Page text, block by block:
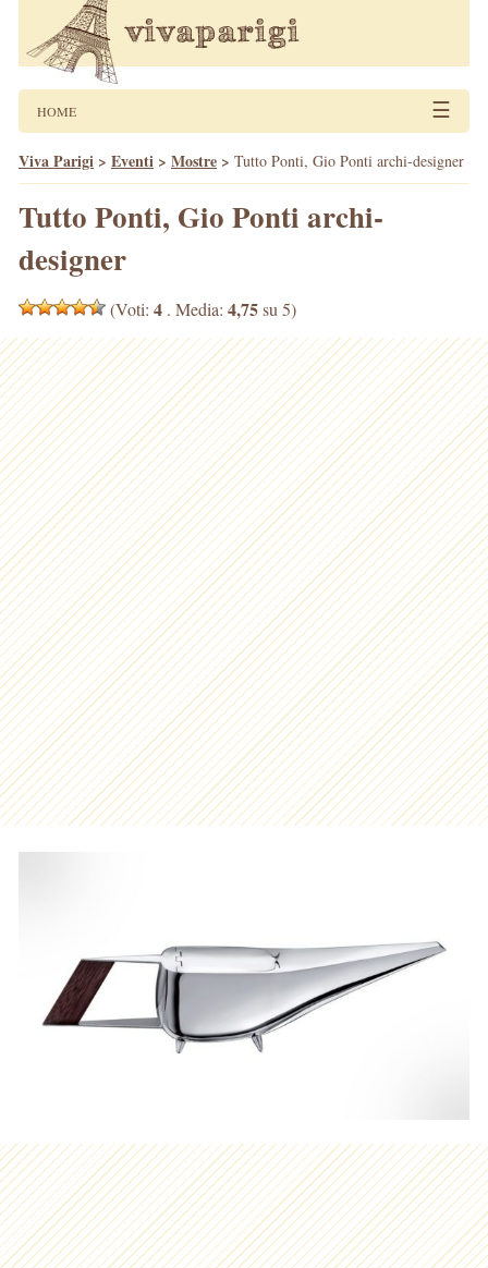
HOME ☰
Viva Parigi > Eventi > Mostre > Tutto Ponti, Gio Ponti archi-designer
Tutto Ponti, Gio Ponti archi-
designer
(Voti: 4 . Media: 4,75su 5)